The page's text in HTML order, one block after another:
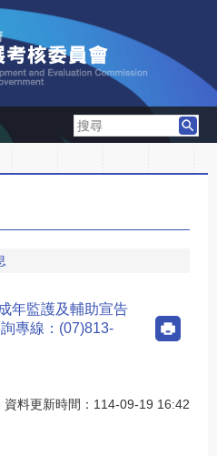
搜
尋
年監護及輔助宣告
專線：(07)813-
資料更新時間：114-09-19 16:42